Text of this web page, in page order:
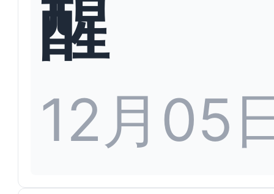
醒
12月05